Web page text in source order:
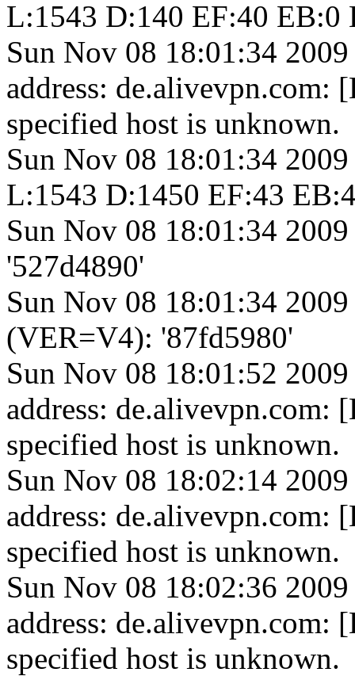
L:1543 D:140 EF:40 EB:0
Sun Nov 08 18:01:34
address:
specified host is unknown.
Sun Nov 08 18:01:34
L:1543 D:1450 EF:43
Sun Nov 08 18:01:34
'527d4890'
Sun Nov 08 18:01:34
(VER=V4): '87fd5980'
Sun Nov 08 18:01:52
address:
specified host is unknown.
Sun Nov 08 18:02:14
address:
specified host is unknown.
Sun Nov 08 18:02:36
address:
specified host is unknown.